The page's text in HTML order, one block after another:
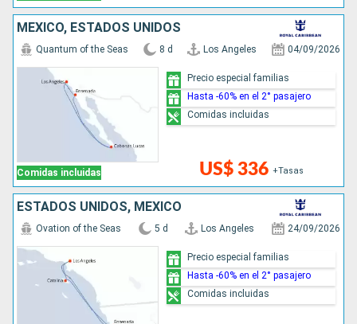
MÉXICO, ESTADOS UNIDOS
Comidas incluidas
Quantum of the Seas 8 d Los Angeles 04/09/2026
US$ 336 +Tasas
Precio especial familias
Hasta -60% en el 2° pasajero
Comidas incluidas
ESTADOS UNIDOS, MÉXICO
Ovation of the Seas 5 d Los Angeles 24/09/2026
Precio especial familias
Hasta -60% en el 2° pasajero
Comidas incluidas